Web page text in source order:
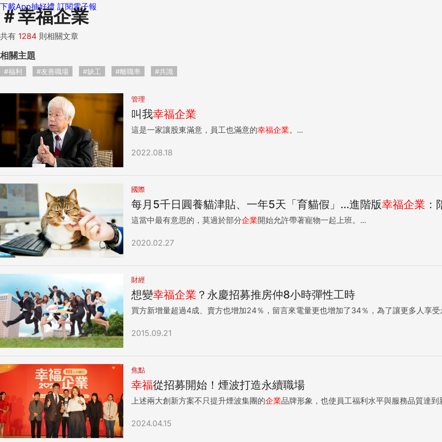
下載App抽好禮 訂閱電子報
＃幸福企業
共有 1284 則相關文章
相關主題
#福利 #友善職場 #缺工 #離職率 #共識
管理
叫我幸福企業
這是一家讓股東滿意，員工也滿意的幸福企業。...
2022.08.18
國際
每月5千日圓養貓津貼、一年5天「育貓假」...進階版幸福企業 ：
這當中最有意思的，莫過於部分企業開始允許帶著寵物一起上班。...
2020.02.27
財經
想變幸福企業 ？永慶招募推房仲8小時彈性工時
買方新增量超過4成、賣方也增加24％，留言來電量更也增加了34％，為了讓更多人享
2015.09.21
焦點
幸福從招募開始！煙波打造永續職場
上述兩大創新方案不只提升煙波集團的企業品牌形象，也使員工福利水平與服務品質達
2024.04.15